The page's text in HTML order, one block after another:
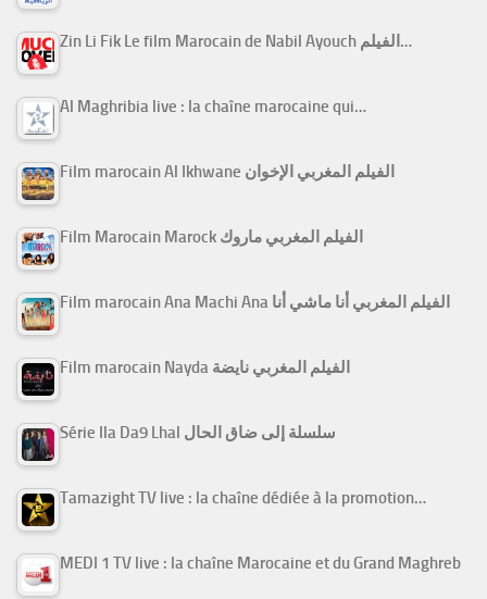
Zin Li Fik Le film Marocain de Nabil Ayouch الفيلم…
Al Maghribia live : la chaîne marocaine qui…
Film marocain Al Ikhwane الفيلم المغربي الإخوان
Film Marocain Marock الفيلم المغربي ماروك
Film marocain Ana Machi Ana الفيلم المغربي أنا ماشي أنا
Film marocain Nayda الفيلم المغربي نايضة
Série Ila Da9 Lhal سلسلة إلى ضاق الحال
Tamazight TV live : la chaîne dédiée à la promotion…
MEDI 1 TV live : la chaîne Marocaine et du Grand Maghreb